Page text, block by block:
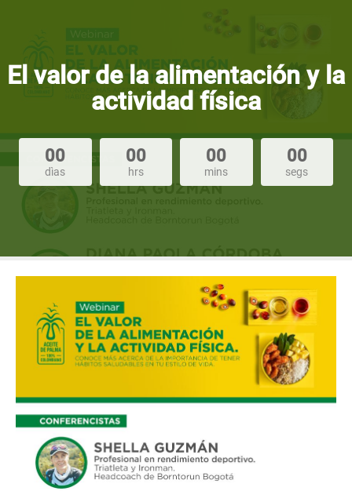
El valor de la alimentación y la
actividad física
00
dìas
00
hrs
00
mins
00
segs